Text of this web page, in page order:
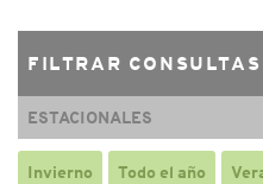
FILTRAR
ESTACIONALES
Invierno Todo el año